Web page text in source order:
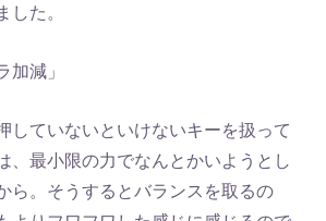
した。
加減」
していないといけないキーを扱って
、最小限の力でなんとかいようとし
ら。そうするとバランスを取るの